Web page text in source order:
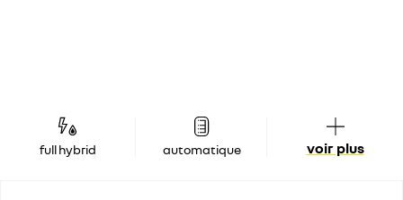
full hybrid automatique voir plus